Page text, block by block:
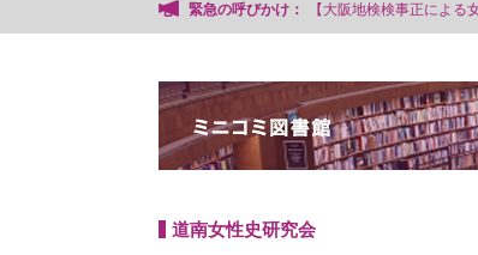
緊急の呼びかけ：
への性的暴行事件】 ◆女性検事を支援する会事務局
道南女性史研究会